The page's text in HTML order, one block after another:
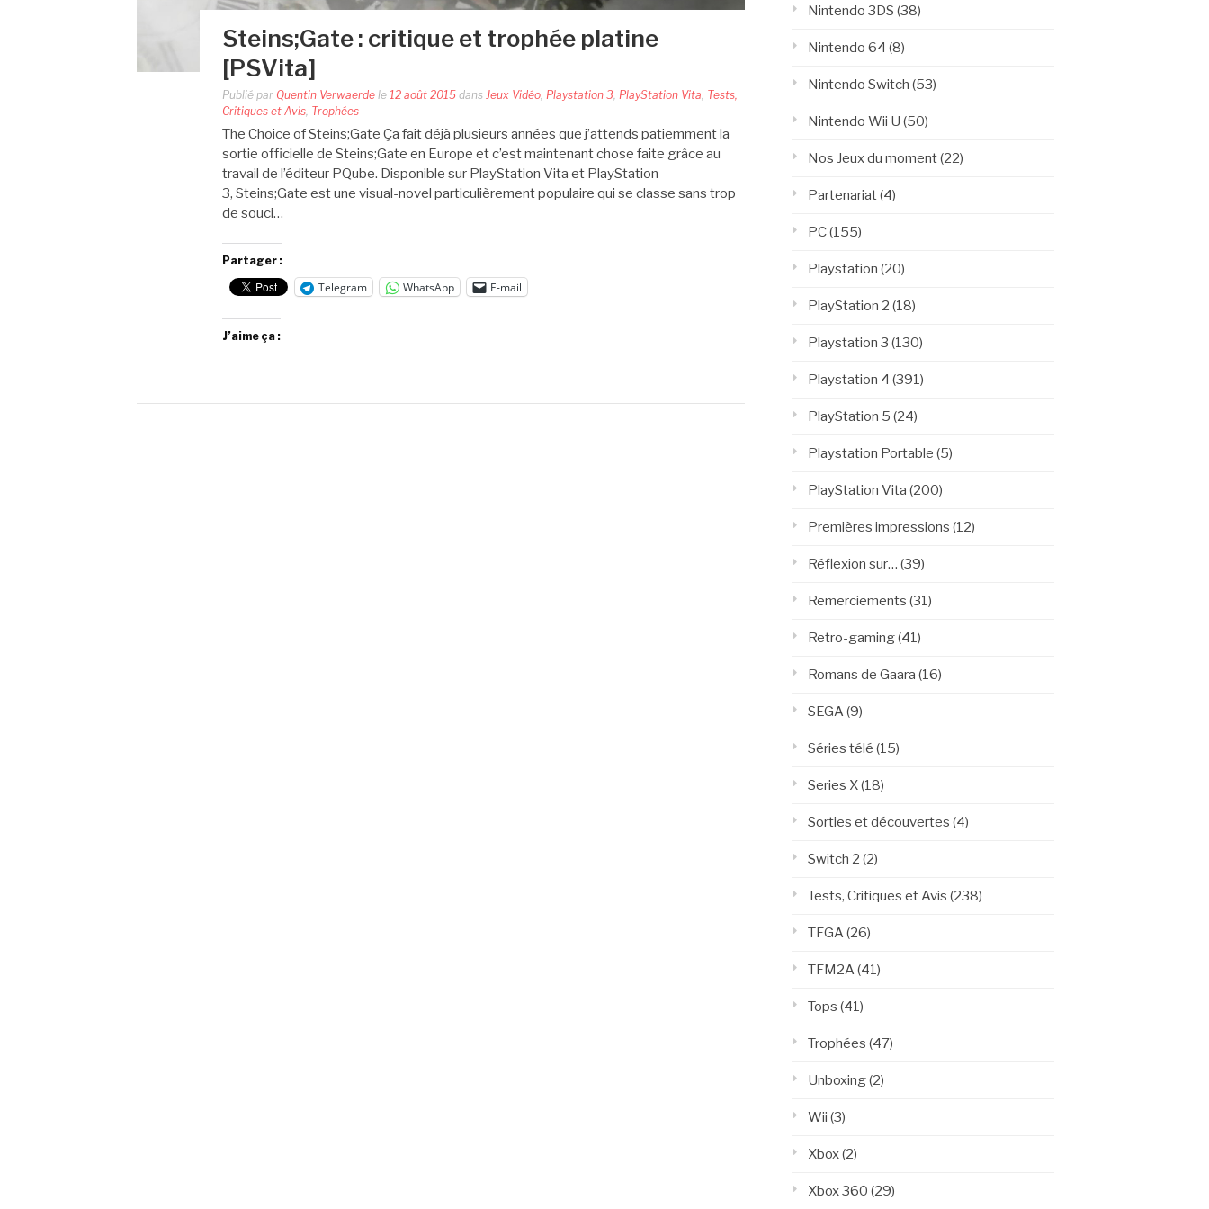
Steins;Gate : critique et trophée platine
[PSVita]
Publié par Quentin Verwaerde le 12 août 2015 dans Jeux Vidéo Playstation 3 PlayStation Vita Tests,
Critiques et Avis Trophées
The Choice of Steins;Gate Ça fait déjà plusieurs années que j’attends patiemment la
sortie officielle de Steins;Gate en Europe et c’est maintenant chose faite grâce au
travail de l’éditeur PQube. Disponible sur PlayStation Vita et PlayStation
3, Steins;Gate est une visual-novel particulièrement populaire qui se classe sans trop
de souci…
Partager :
Telegram WhatsApp E-mail
J’aime ça :
Nintendo 3DS (38)
Nintendo 64 (8)
Nintendo Switch (53)
Nintendo Wii U (50)
Nos Jeux du moment(22)
Partenariat(4)
PC(155)
Playstation (20)
PlayStation 2 (18)
Playstation 3 (130)
Playstation 4 (391)
PlayStation 5 (24)
Playstation Portable (5)
PlayStation Vita (200)
Premières impressions (12)
Réflexion sur… (39)
Remerciements (31)
Retro-gaming(41)
Romans de Gaara (16)
SEGA (9)
Séries télé (15)
Series X(18)
Sorties et découvertes (4)
Switch 2 (2)
Tests, Critiques et Avis (238)
TFGA (26)
TFM2A (41)
Tops (41)
Trophées (47)
Unboxing(2)
Wii (3)
Xbox(2)
Xbox 360 (29)